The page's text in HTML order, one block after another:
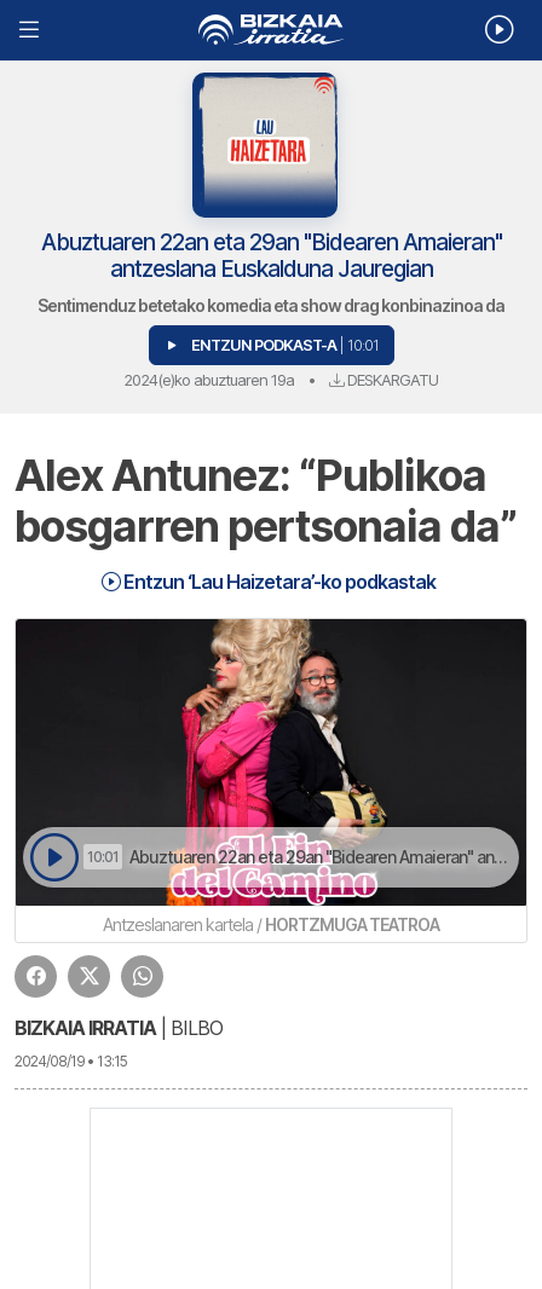
Abuztuaren 22an eta 29an "Bidearen Amaieran"
antzeslana Euskalduna Jauregian
Sentimenduz betetako komedia eta show drag konbinazinoa da
ENTZUN PODKAST-A | 10:01
2024(e)ko abuztuaren 19a • DESKARGATU
Alex Antunez: “Publikoa
bosgarren pertsonaia da”
Entzun ‘Lau Haizetara’-ko podkastak
10:01 Abuztuaren 22an eta 29an "Bidearen Amaieran" antzeslana Euskalduna Jauregian | Lau Haizetara
Antzeslanaren kartela /HORTZMUGA TEATROA
BIZKAIA IRRATIA| BILBO
2024/08/19 • 13:15